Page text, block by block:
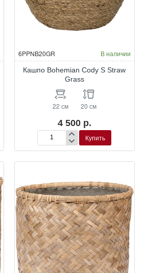
6PPNB20GR В наличии
Кашпо Bohemian Cody S Straw
Grass
22 см 20 см
4 500 р.
Кашпо
Bohemian
Cody
Grass
Купить